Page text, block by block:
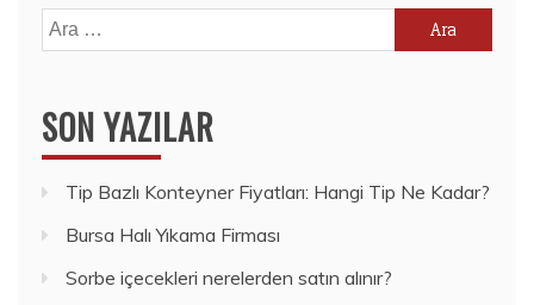
Arama:
SON YAZILAR
Tip Bazlı Konteyner Fiyatları: Hangi Tip Ne Kadar?
Bursa Halı Yıkama Firması
Sorbe içecekleri nerelerden satın alınır?